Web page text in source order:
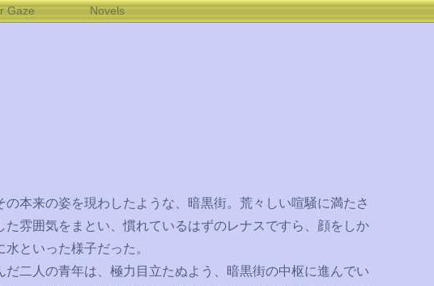
Gaze Novels
本来の姿を現わしたような、暗黒街。荒々しい喧騒に満たさ
た雰囲気をまとい、慣れているはずのレナスですら、顔をしか
といった様子だった。
二人の青年は、極力目立たぬよう、暗黒街の中枢に進んでい